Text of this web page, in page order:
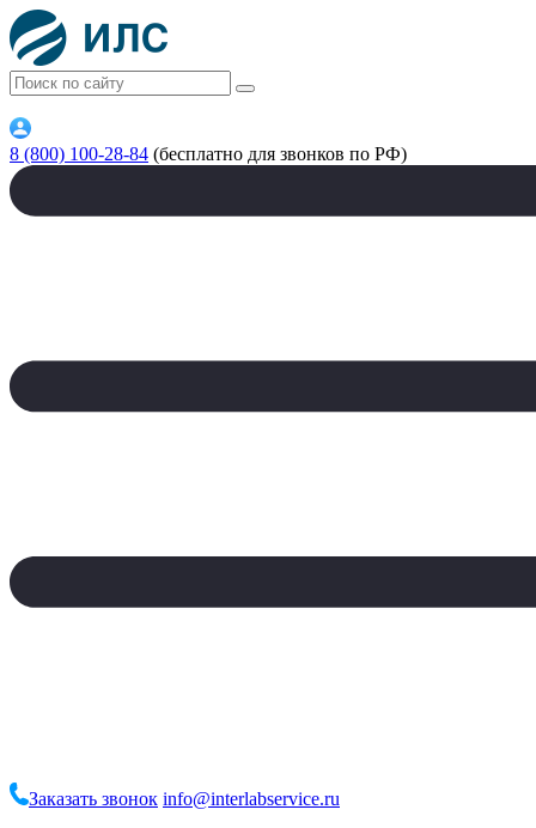
8 (800) 100-28-84 (бесплатно для звонков по РФ)
Заказать звонок info@interlabservice.ru